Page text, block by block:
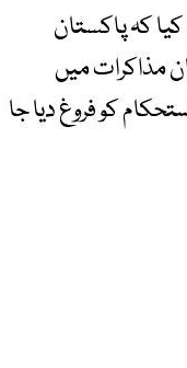
کہ پاکستان
مذاکرات میں
کو فروغ دیا جا